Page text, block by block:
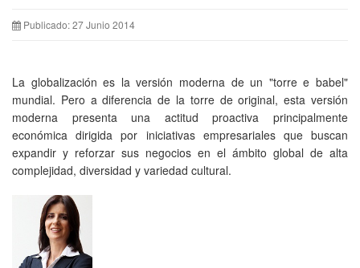
Publicado: 27 Junio 2014
La globalización es la versión moderna de un "torre e babel"
mundial. Pero a diferencia de la torre de original, esta versión
moderna presenta una actitud proactiva principalmente
económica dirigida por iniciativas empresariales que buscan
expandir y reforzar sus negocios en el ámbito global de alta
complejidad, diversidad y variedad cultural.